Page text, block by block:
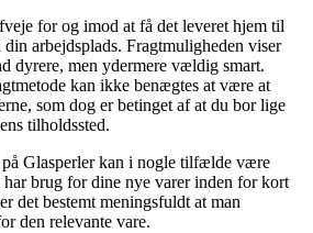
for og imod at få det leveret hjem til
arbejdsplads. Fragtmuligheden viser
dyrere, men ydermere vældig smart.
kan ikke benægtes at være at
som dog er betinget af at du bor lige
tilholdssted.
Glasperler kan i nogle tilfælde være
brug for dine nye varer inden for kort
det bestemt meningsfuldt at man
den relevante vare.